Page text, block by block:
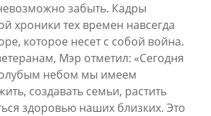
забыть. Кадры
хроники тех времен навсегда
которое несет с собой война.
Мэр отметил: «Сегодня
небом мы имеем
создавать семьи, растить
здоровью наших близких. Это